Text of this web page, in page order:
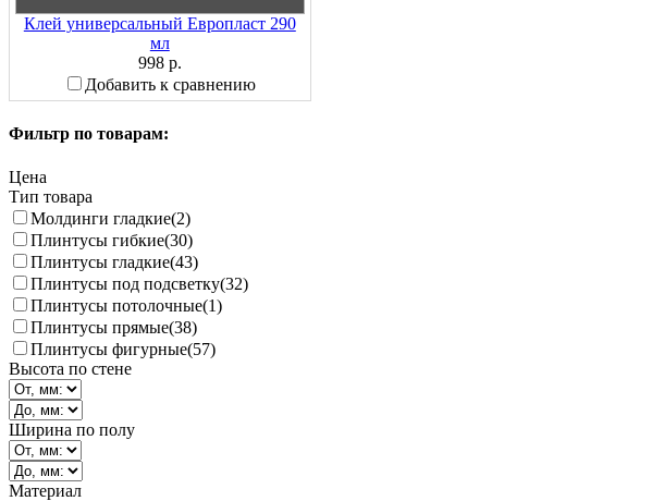
Клей универсальный Европласт 290
мл
998 р.
Добавить к сравнению
Фильтр по товарам:
Цена
Тип товара
Молдинги гладкие(2)
Плинтусы гибкие(30)
Плинтусы гладкие(43)
Плинтусы под подсветку(32)
Плинтусы потолочные(1)
Плинтусы прямые(38)
Плинтусы фигурные(57)
Высота по стене
Ширина по полу
Материал